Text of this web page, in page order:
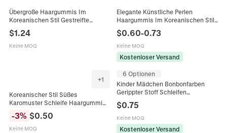
Übergroße Haargummis Im
Koreanischen Stil Gestreifte
Damen Blau Weiß Plaid Elastische
Haarbänder
$1.24
Keine MOQ
Elegante Künstliche Perlen
Haargummis Im Koreanischen Stil
Karierte Gestreifte
Pferdeschwanzhalter Damen
Haarschmuck
$0.60-0.73
Keine MOQ
Kostenloser Versand
+1
Koreanischer Stil Süßes
Karomuster Schleife Haargummi
Set Stoff Elastische Scrunchies Für
Damen Mädchen Täglich
Haarschmuck Seil
-3% $0.50
Keine MOQ
6 Optionen
Kinder Mädchen Bonbonfarben
Gerippter Stoff Schleifen
Elastische Scrunchies
Handgefertigte Haarschmuck
$0.75
Keine MOQ
Kostenloser Versand